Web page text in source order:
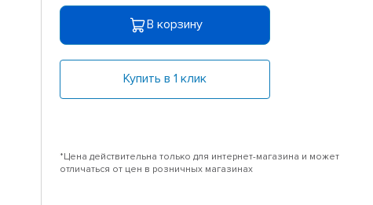
В корзину
Купить в 1 клик
*Цена действительна только для интернет-магазина и может
отличаться от цен в розничных магазинах